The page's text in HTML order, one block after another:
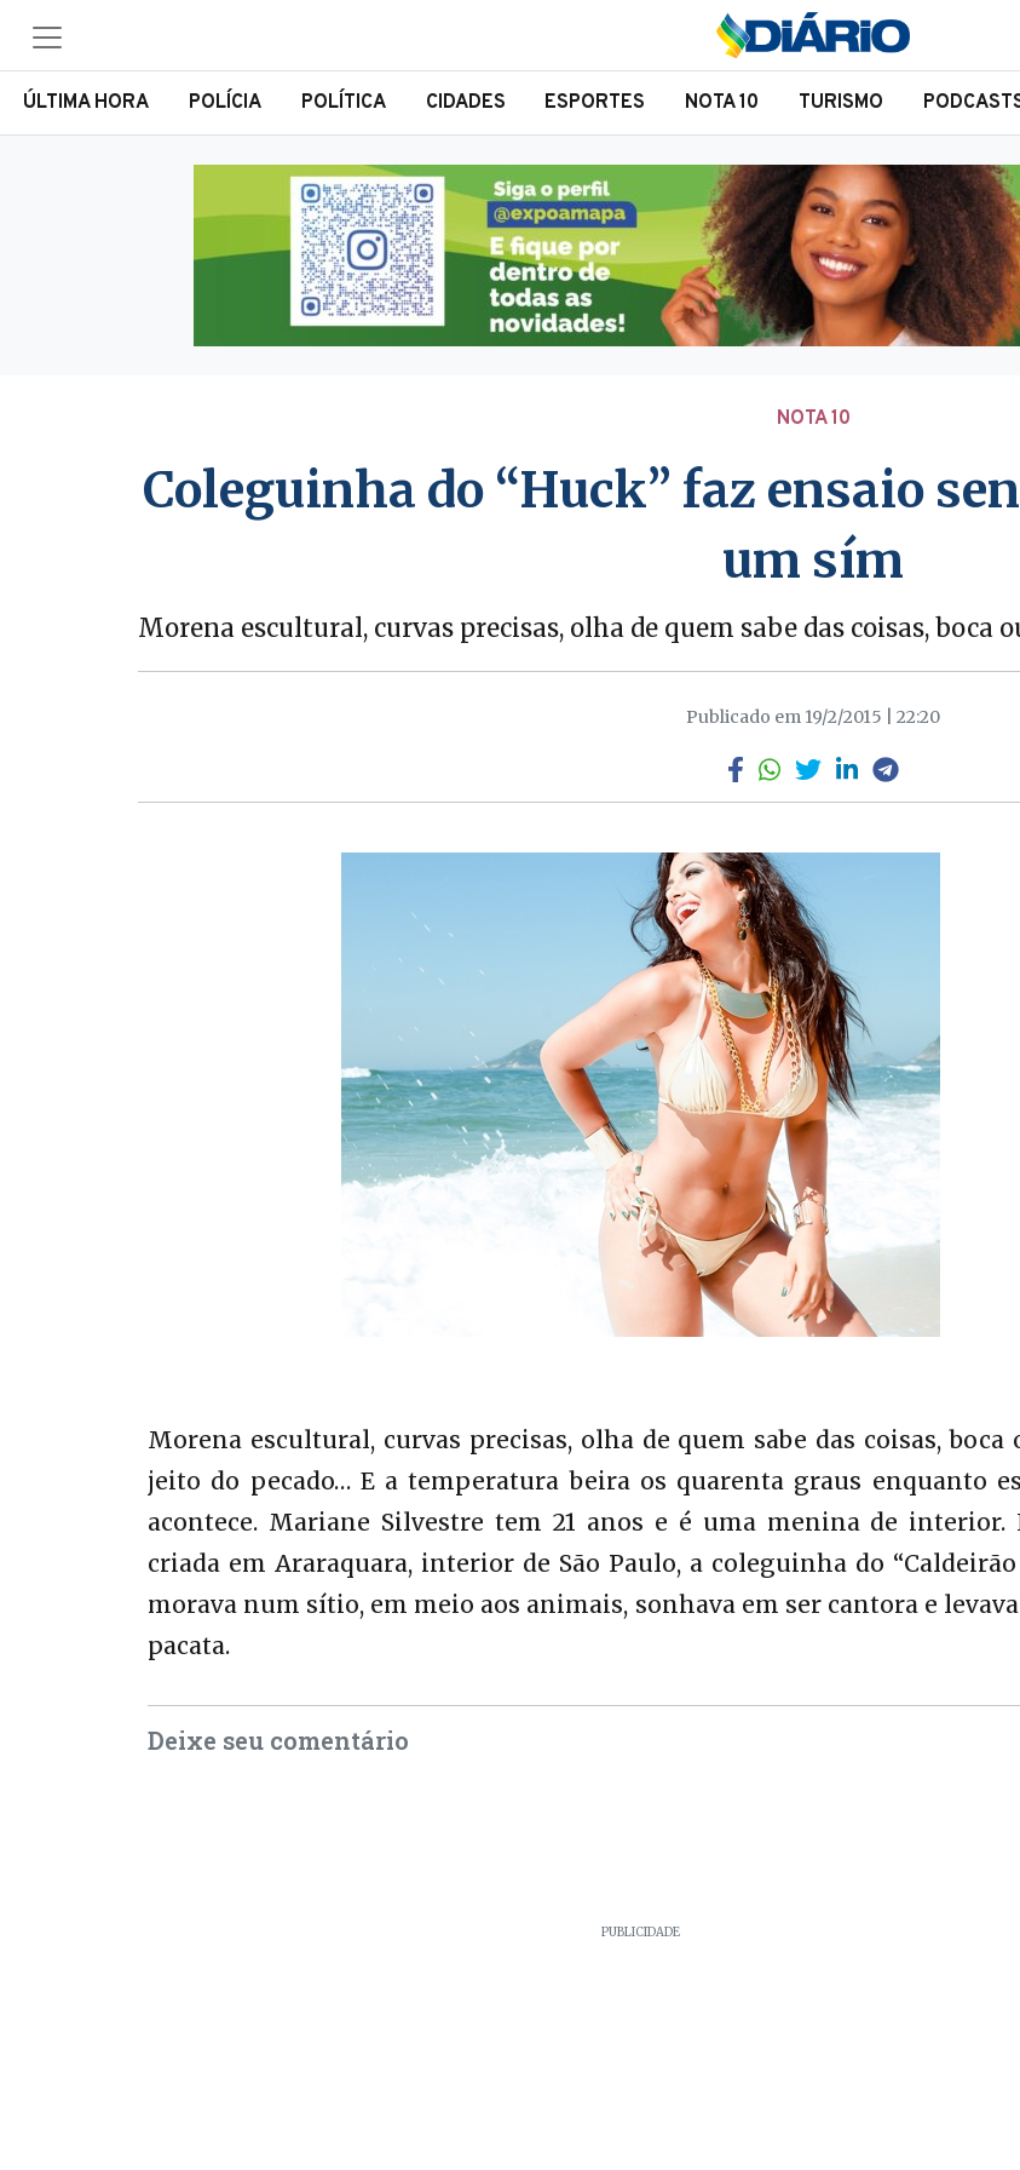
ÚLTIMA HORA POLÍCIA POLÍTICA CIDADES ESPORTES NOTA 10 TURISMO
NOTA 10
Coleguinha do “Huck” faz ensaio
um sím
Morena escultural, curvas precisas, olha de quem sabe das coisas, boca
Publicado em 19/2/2015 | 22:20
Morena escultural, curvas precisas, olha de quem sabe das coisas, boca
jeito do pecado… E a temperatura beira os quarenta graus enquanto
acontece. Mariane Silvestre tem 21 anos e é uma menina de interior.
criada em Araraquara, interior de São Paulo, a coleguinha do
morava num sítio, em meio aos animais, sonhava em ser cantora e
pacata.
Deixe seu comentário
PUBLICIDADE